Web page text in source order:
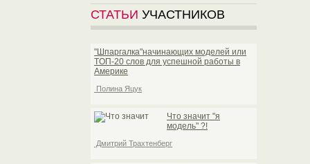
СТАТЬИ УЧАСТНИКОВ
"Шпаргалка"начинающих моделей или
TOП-20 слов для успешной работы в
Америке
Полина Яцук
Что значит "я
модель" ?!
Дмитрий Трахтенберг